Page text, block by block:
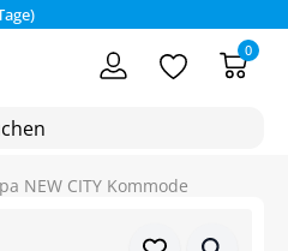
0
NEW CITY Kommode